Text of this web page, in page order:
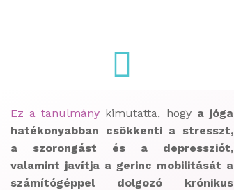
Ez a tanulmány kimutatta, hogy a jóga
hatékonyabban csökkenti a stresszt,
a szorongást és a depressziót,
valamint javítja a gerinc mobilitását a
számítógéppel dolgozó krónikus